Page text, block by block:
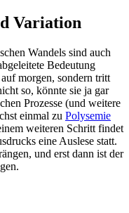
Variation
Wandels sind auch
Bedeutung
morgen, sondern tritt
so, könnte sie ja gar
Prozesse (und weitere
einmal zu Polysemie
weiteren Schritt findet
eine Auslese statt.
und erst dann ist der